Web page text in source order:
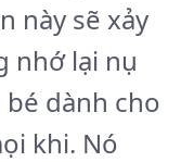
này sẽ xảy
nhớ lại nụ
dành cho
khi. Nó